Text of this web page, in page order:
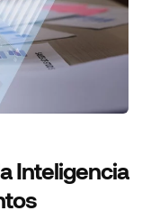
Inteligencia